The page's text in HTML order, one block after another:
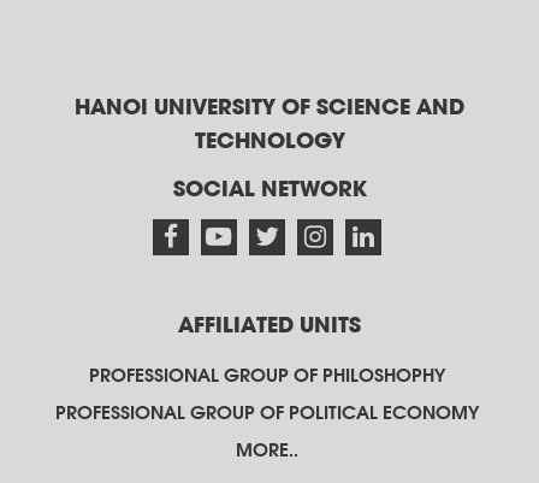
HANOI UNIVERSITY OF SCIENCE AND
TECHNOLOGY
SOCIAL NETWORK
AFFILIATED UNITS
PROFESSIONAL GROUP OF PHILOSHOPHY
PROFESSIONAL GROUP OF POLITICAL ECONOMY
MORE..